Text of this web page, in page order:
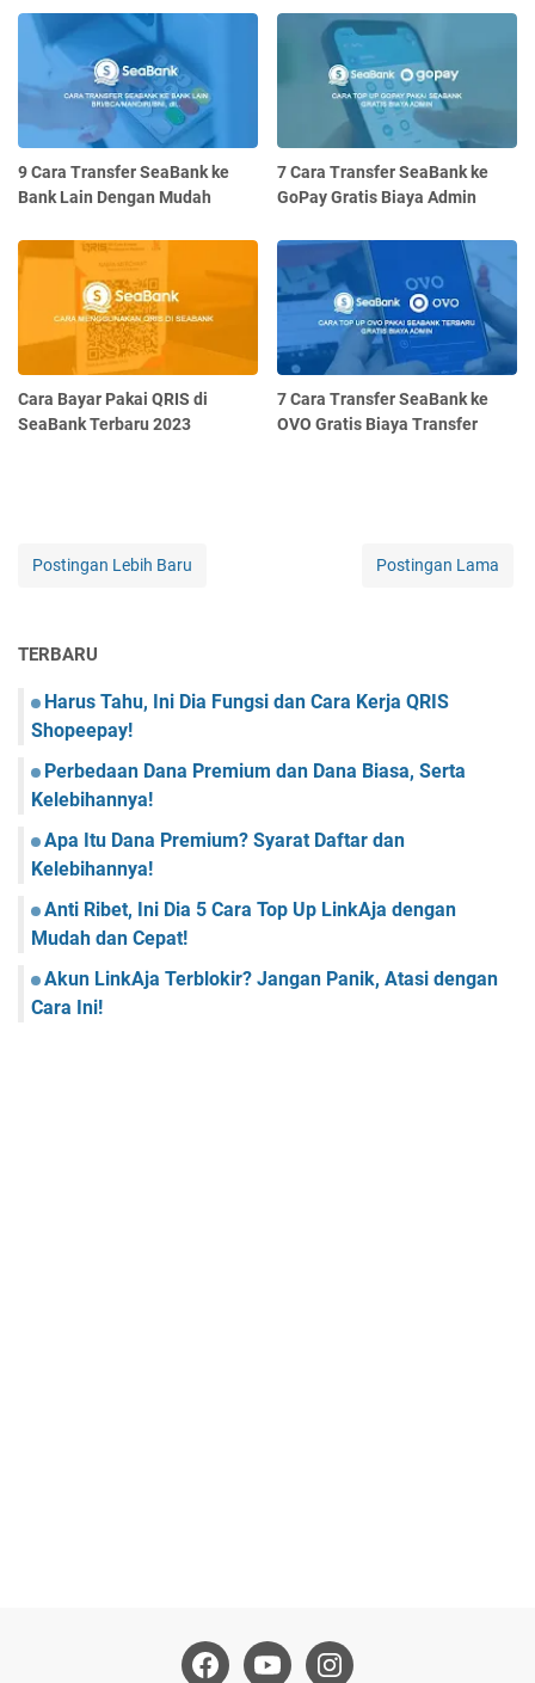
9 Cara Transfer SeaBank ke
Bank Lain Dengan Mudah
7 Cara Transfer SeaBank ke
GoPay Gratis Biaya Admin
Cara Bayar Pakai QRIS di
SeaBank Terbaru 2023
7 Cara Transfer SeaBank ke
OVO Gratis Biaya Transfer
Postingan Lebih Baru Postingan Lama
TERBARU
Harus Tahu, Ini Dia Fungsi dan Cara Kerja QRIS
Shopeepay!
Perbedaan Dana Premium dan Dana Biasa, Serta
Kelebihannya!
Apa Itu Dana Premium? Syarat Daftar dan
Kelebihannya!
Anti Ribet, Ini Dia 5 Cara Top Up LinkAja dengan
Mudah dan Cepat!
Akun LinkAja Terblokir? Jangan Panik, Atasi dengan
Cara Ini!